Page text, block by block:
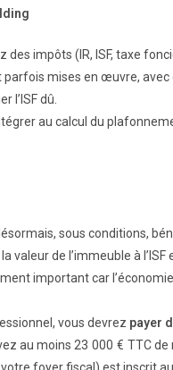
des impôts (IR, ISF, taxe
mises en œuvre, avec
l’ISF dû.
au calcul du
sous conditions,
valeur de l’immeuble à
important car
vous devrez payer
au moins 23 000 € TTC